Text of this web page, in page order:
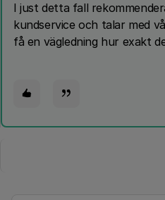
I just detta fall
kundservice och talar med
få en vägledning hur exakt